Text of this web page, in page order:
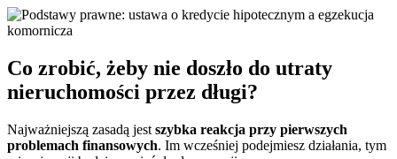
Co zrobić, żeby nie doszło do utraty
nieruchomości przez długi?
Najważniejszą zasadą jest szybka reakcja przy pierwszych
problemach finansowych. Im wcześniej podejmiesz działania, tym